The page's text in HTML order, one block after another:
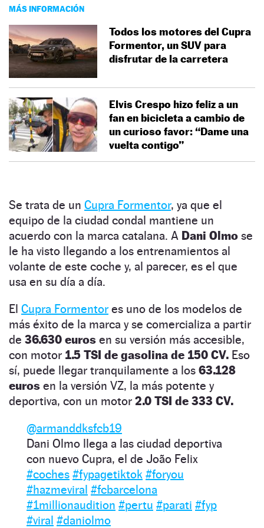
MÁS INFORMACIÓN
Todos los motores del Cupra
Formentor, un SUV para
disfrutar de la carretera
Elvis Crespo hizo feliz a un
fan en bicicleta a cambio de
un curioso favor: “Dame una
vuelta contigo”
Se trata de un Cupra Formentor, ya que el
equipo de la ciudad condal mantiene un
acuerdo con la marca catalana. A Dani Olmo se
le ha visto llegando a los entrenamientos al
volante de este coche y, al parecer, es el que
usa en su día a día.
El Cupra Formentor es uno de los modelos de
más éxito de la marca y se comercializa a partir
de 36.630 euros en su versión más accesible,
con motor 1.5 TSI de gasolina de 150 CV. Eso
sí, puede llegar tranquilamente a los 63.128
euros en la versión VZ, la más potente y
deportiva, con un motor 2.0 TSI de 333 CV.
@armanddksfcb19
Dani Olmo llega a las ciudad deportiva
con nuevo Cupra, el de João Felix
#coches #fypagetiktok #foryou
#hazmeviral #fcbarcelona
#1millionaudition #pertu #parati #fyp
#viral #daniolmo